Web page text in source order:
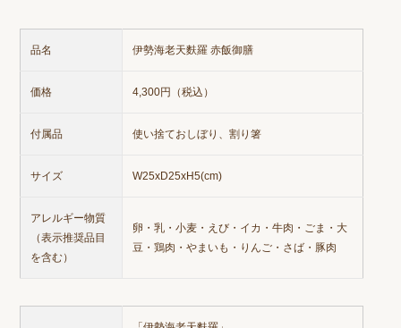
品名 伊勢海老天麩羅 赤飯御膳
価格 4,300円（税込）
付属品 使い捨ておしぼり、割り箸
サイズ W25xD25xH5(cm)
アレルギー物質
（表示推奨品目
を含む）
卵・乳・小麦・えび・イカ・牛肉・ごま・大
豆・鶏肉・やまいも・りんご・さば・豚肉